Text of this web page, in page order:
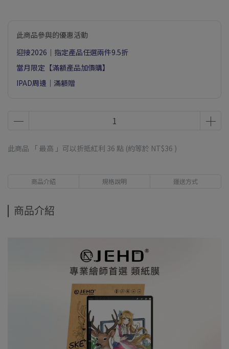
此商品參與的優惠活動
迎接2026｜指定產品任選兩件9.5折
當月限定【滿額產品加價購】
IPAD周邊｜滿額贈
此商品 「 最高 」可以折抵紅利 36 點 (約等於 NT$36 )
商品介紹 規格說明 運送方式
商品介紹